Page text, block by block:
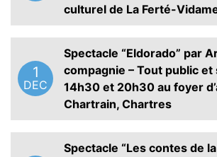
culturel de La Ferté-
1
DEC
Spectacle “Eldorado” par
compagnie – Tout public et
14h30 et 20h30 au foyer
Chartrain, Chartres
Spectacle “Les contes de